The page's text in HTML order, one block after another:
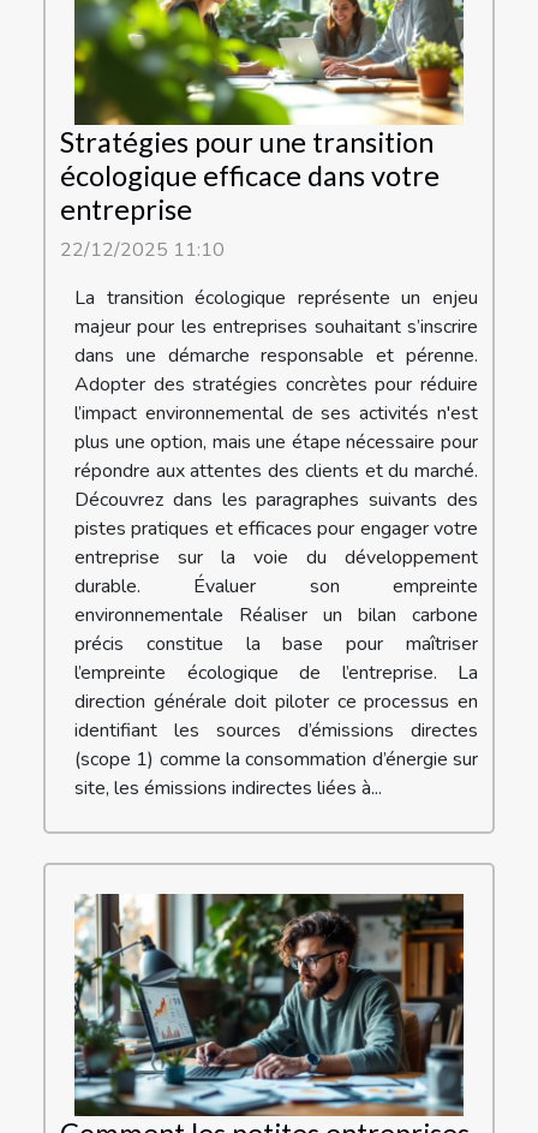
Stratégies pour une transition
écologique efficace dans votre
entreprise
22/12/2025 11:10
La transition écologique représente un enjeu
majeur pour les entreprises souhaitant s’inscrire
dans une démarche responsable et pérenne.
Adopter des stratégies concrètes pour réduire
l’impact environnemental de ses activités n'est
plus une option, mais une étape nécessaire pour
répondre aux attentes des clients et du marché.
Découvrez dans les paragraphes suivants des
pistes pratiques et efficaces pour engager votre
entreprise sur la voie du développement
durable. Évaluer son empreinte
environnementale Réaliser un bilan carbone
précis constitue la base pour maîtriser
l’empreinte écologique de l’entreprise. La
direction générale doit piloter ce processus en
identifiant les sources d’émissions directes
(scope 1) comme la consommation d’énergie sur
site, les émissions indirectes liées à...